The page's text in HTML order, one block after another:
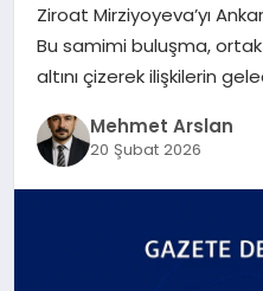
EĞITIM
DÜNYA
Ziroat Mirziyoyeva’yı
Bu samimi buluşma, ortak
altını çizerek ilişkilerin
Mehmet Arslan
20 Şubat 2026